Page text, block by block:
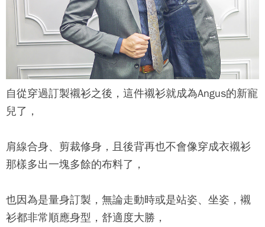
自從穿過訂製襯衫之後，這件襯衫就成為Angus的新寵
兒了，
肩線合身、剪裁修身，且後背再也不會像穿成衣襯衫
那樣多出一塊多餘的布料了，
也因為是量身訂製，無論走動時或是站姿、坐姿，襯
衫都非常順應身型，舒適度大勝，